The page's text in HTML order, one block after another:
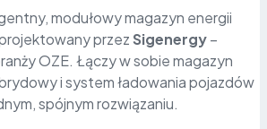
modułowy magazyn energii
przezSigenergy–
OZE. Łączy w sobie magazyn
i system ładowania pojazdów
spójnym rozwiązaniu.